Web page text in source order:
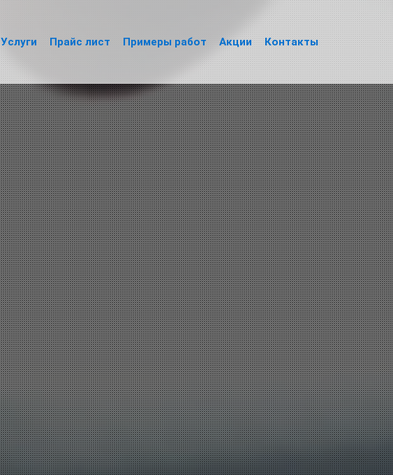
Услуги Прайс лист Примеры работ Акции Контакты